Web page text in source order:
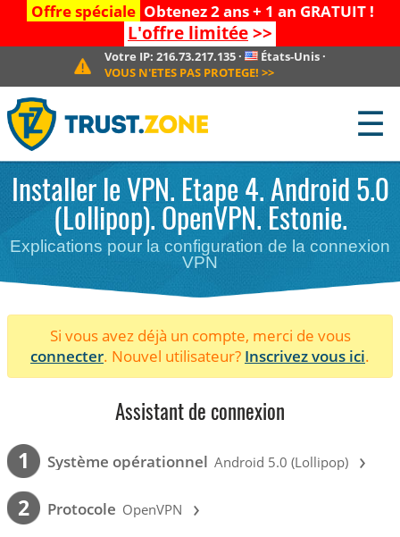
Offre spéciale Obtenez 2 ans + 1 an GRATUIT !
L'offre limitée>>
Votre IP: 216.73.217.135· États-Unis ·
VOUS N'ETES PAS PROTEGE! >>
☰
Installer le VPN. Etape 4. Android 5.0
(Lollipop). OpenVPN. Estonie.
Explications pour la configuration de la connexion
VPN
Si vous avez déjà un compte, merci de vous
connecter. Nouvel utilisateur? Inscrivez vous ici.
Assistant de connexion
1 Système opérationnel Android 5.0 (Lollipop) ›
2 Protocole OpenVPN ›